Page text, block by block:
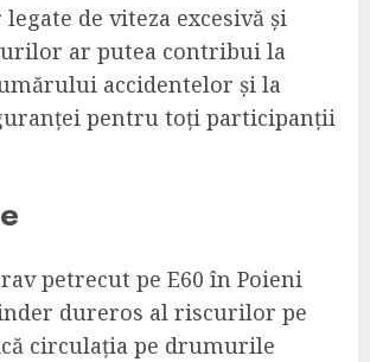
de viteza excesivă și
ar putea contribui la
accidentelor și la
pentru toți participanții
petrecut pe E60 în Poieni
dureros al riscurilor pe
circulația pe drumurile